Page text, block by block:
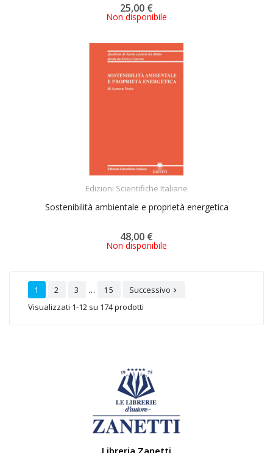
25,00 €
Non disponibile
Edizioni Scientifiche Italiane
Sostenibilità ambientale e proprietà energetica
48,00 €
Non disponibile
1 2 3 … 15 Successivo 
Visualizzati 1-12 su 174 prodotti
Libreria Zanetti